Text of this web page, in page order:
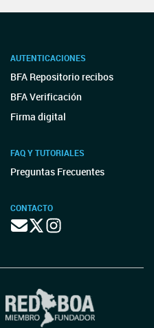
AUTENTICACIONES
BFA Repositorio recibos
BFA Verificación
Firma digital
FAQ Y TUTORIALES
Preguntas Frecuentes
CONTACTO